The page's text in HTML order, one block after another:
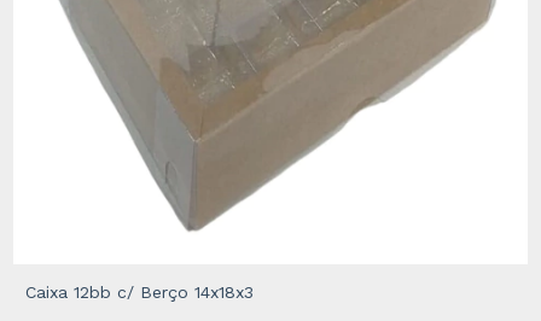
Caixa 12bb c/ Berço 14x18x3